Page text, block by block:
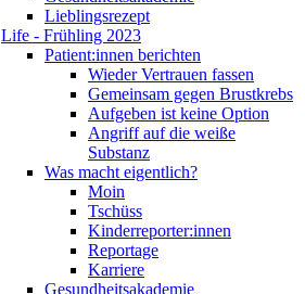
Lieblingsrezept
Life - Frühling 2023
Patient:innen berichten
Wieder Vertrauen fassen
Gemeinsam gegen Brustkrebs
Aufgeben ist keine Option
Angriff auf die weiße
Substanz
Was macht eigentlich?
Moin
Tschüss
Kinderreporter:innen
Reportage
Karriere
Gesundheitsakademie